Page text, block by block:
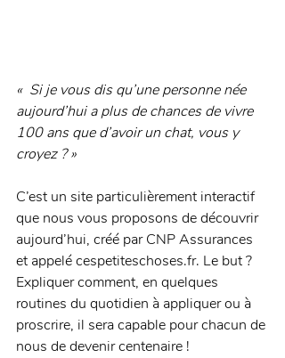
«  Si je vous dis qu’une personne née
aujourd’hui a plus de chances de vivre
100 ans que d’avoir un chat, vous y
croyez ? »
C’est un site particulièrement interactif
que nous vous proposons de découvrir
aujourd’hui, créé par CNP Assurances
et appelé cespetiteschoses.fr. Le but ?
Expliquer comment, en quelques
routines du quotidien à appliquer ou à
proscrire, il sera capable pour chacun de
nous de devenir centenaire !